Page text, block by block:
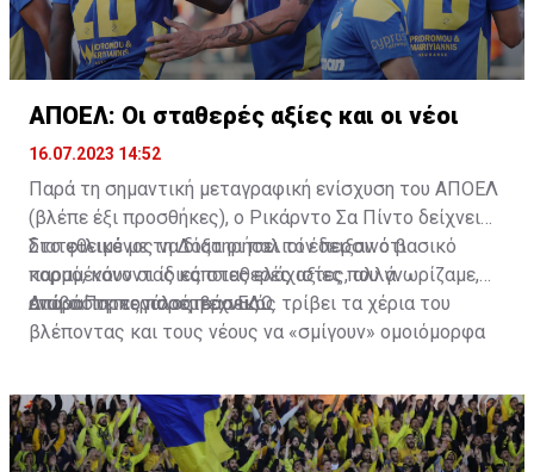
ΑΠΟΕΛ: Οι σταθερές αξίες και οι νέοι
16.07.2023 14:52
Παρά τη σημαντική μεταγραφική ενίσχυση του ΑΠΟΕΛ
(βλέπε έξι προσθήκες), ο Ρικάρντο Σα Πίντο δείχνει
διατεθειμένος να διατηρήσει τον περσινό βασικό
κορμό, κάνοντας κάποιες ελάχιστες, αλλά
απαραίτητες παρεμβάσεις.
Στο φιλικό με τη Δόξα οι παλιοί έδειξαν ότι
παραμένουν οι ίδιες σταθερές αξίες που γνωρίζαμε,
ενώ ο Πορτογάλος τεχνικός τρίβει τα χέρια του
βλέποντας και τους νέους να «σμίγουν» ομοιόμορφα
Διαβάστε περισσότεραΕΔΩ.